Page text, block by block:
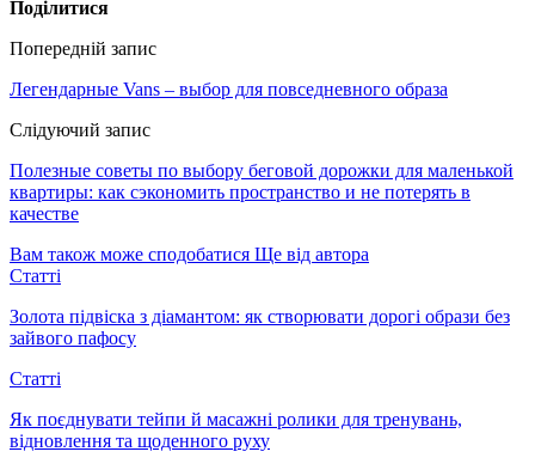
Поділитися
Попередній запис
Легендарные Vans – выбор для повседневного образа
Слідуючий запис
Полезные советы по выбору беговой дорожки для маленькой
квартиры: как сэкономить пространство и не потерять в
качестве
Вам також може сподобатися Ще від автора
Статті
Золота підвіска з діамантом: як створювати дорогі образи без
зайвого пафосу
Статті
Як поєднувати тейпи й масажні ролики для тренувань,
відновлення та щоденного руху